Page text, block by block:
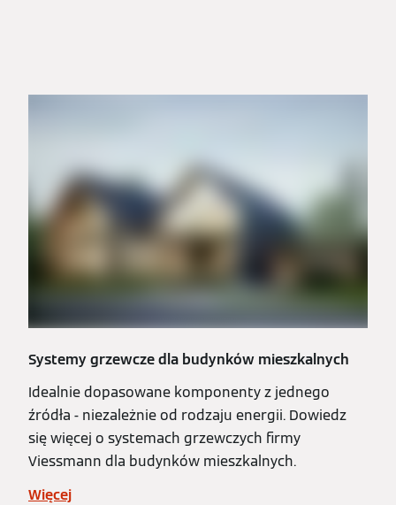
Systemy grzewcze dla budynków mieszkalnych
Idealnie dopasowane komponenty z jednego
źródła - niezależnie od rodzaju energii. Dowiedz
się więcej o systemach grzewczych firmy
Viessmann dla budynków mieszkalnych.
Więcej